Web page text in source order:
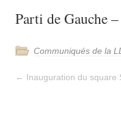
Parti de Gauche
Communiqués de la
← Inauguration du square